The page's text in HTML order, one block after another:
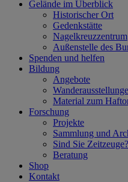
Gelände im Überblick
Historischer Ort
Gedenkstätte
Nagelkreuzzentrum
Außenstelle des
Spenden und helfen
Bildung
Angebote
Material zum
Forschung
Projekte
Sammlung und
Sind Sie Zeitzeuge?
Beratung
Shop
Kontakt